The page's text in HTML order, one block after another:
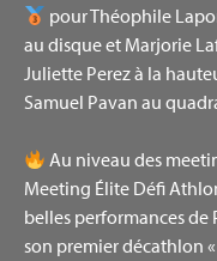
pour Théophile
au disque et Marjorie
Juliette Perez à la
Samuel Pavan au
Au niveau des
Meeting Élite Défi
belles performances de
son premier décathlon «